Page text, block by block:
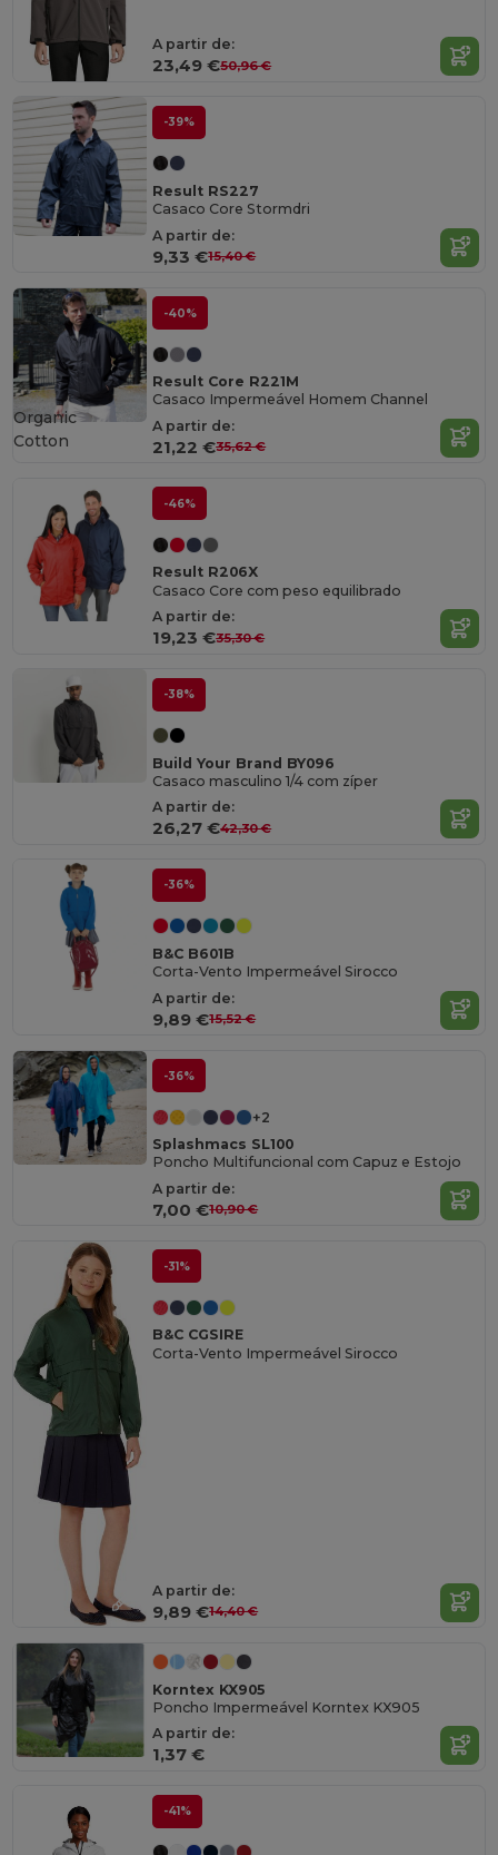
A partir de:
23,49 €50,96 €
-39%
Result RS227
Casaco Core Stormdri
A partir de:
9,33 €15,40 €
-40%
Result Core R221M
Casaco Impermeável Homem Channel
A partir de:
21,22 €35,62 €
Organic
Cotton
-46%
Result R206X
Casaco Core com peso equilibrado
A partir de:
19,23 €35,30 €
-38%
Build Your Brand BY096
Casaco masculino 1/4 com zíper
A partir de:
26,27 €42,30 €
-36%
B&C B601B
Corta-Vento Impermeável Sirocco
A partir de:
9,89 €15,52 €
-36%
+2
Splashmacs SL100
Poncho Multifuncional com Capuz e Estojo
A partir de:
7,00 €10,90 €
-31%
B&C CGSIRE
Corta-Vento Impermeável Sirocco
A partir de:
9,89 €14,40 €
Korntex KX905
Poncho Impermeável Korntex KX905
A partir de:
1,37 €
-41%